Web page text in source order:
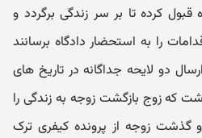
کرده تا بر سر زندگی برگردد و
را به استحضار دادگاه برسانند
دو لایحه جداگانه در تاریخ های
92 اعلام داشت که زوج بازگشت زوجه به زندگی را
زوجه از پرونده کیفری ترک